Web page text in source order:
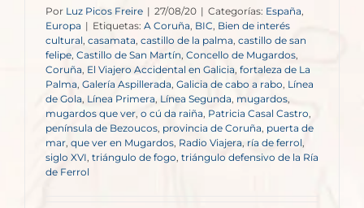
Por Luz Picos Freire | 27/08/20 | Categorías: España
Europa | Etiquetas: A Coruña BIC Bien de interés
cultural casamata, castillo de la palma castillo de san
felipe Castillo de San Martín, Concello de Mugardos,
Coruña El Viajero Accidental en Galicia, fortaleza de La
Palma, Galería Aspillerada, Galicia de cabo a rabo Línea
de Gola, Línea Primera, Línea Segunda, mugardos,
mugardos que ver, o cú da raiña Patricia Casal Castro,
península de Bezoucos provincia de Coruña, puerta de
mar que ver en Mugardos Radio Viajera, ría de ferrol,
siglo XVI triángulo de fogo triángulo defensivo de la Ría
de Ferrol